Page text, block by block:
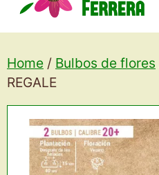
Home / Bulbos de flores
REGALE